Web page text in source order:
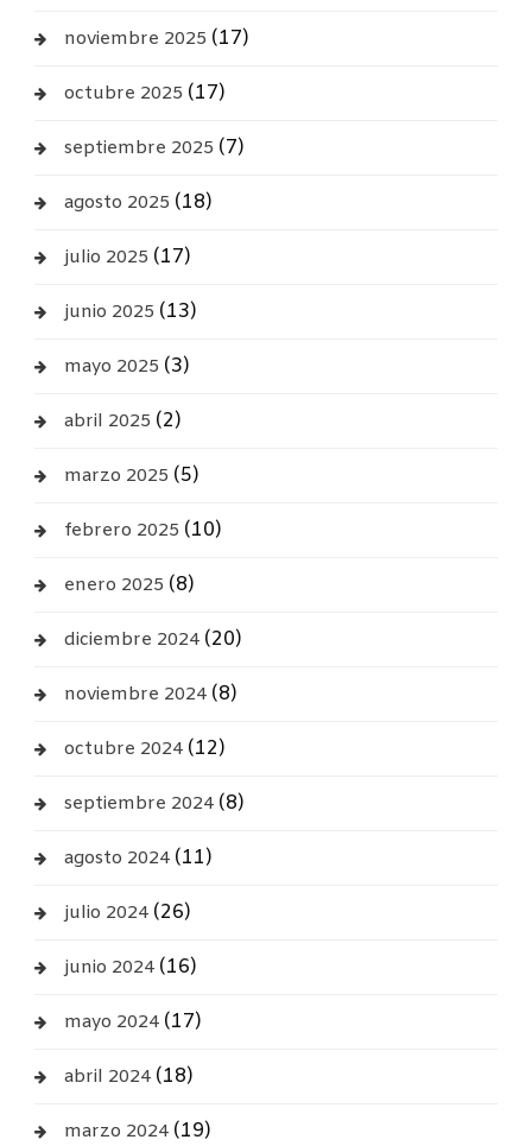
noviembre 2025 (17)
octubre 2025 (17)
septiembre 2025 (7)
agosto 2025 (18)
julio 2025 (17)
junio 2025 (13)
mayo 2025 (3)
abril 2025 (2)
marzo 2025 (5)
febrero 2025 (10)
enero 2025 (8)
diciembre 2024(20)
noviembre 2024(8)
octubre 2024(12)
septiembre 2024(8)
agosto 2024(11)
julio 2024(26)
junio 2024(16)
mayo 2024(17)
abril 2024(18)
marzo 2024(19)